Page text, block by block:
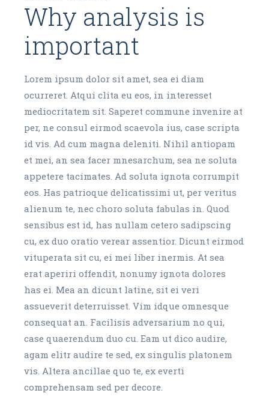
Why analysis is
important
Lorem ipsum dolor sit amet, sea ei diam
ocurreret. Atqui clita eu eos, in interesset
mediocritatem sit. Saperet commune invenire at
per, ne consul eirmod scaevola ius, case scripta
id vis. Ad cum magna deleniti. Nihil antiopam
et mei, an sea facer mnesarchum, sea ne soluta
appetere tacimates. Ad soluta ignota corrumpit
eos. Has patrioque delicatissimi ut, per veritus
alienum te, nec choro soluta fabulas in. Quod
sensibus est id, has nullam cetero sadipscing
cu, ex duo oratio verear assentior. Dicunt eirmod
vituperata sit cu, ei mei liber inermis. At sea
erat aperiri offendit, nonumy ignota dolores
has ei. Mea an dicunt latine, sit ei veri
assueverit deterruisset. Vim idque omnesque
consequat an. Facilisis adversarium no qui,
case quaerendum duo cu. Eam ut dico audire,
agam elitr audire te sed, ex singulis platonem
vis. Altera ancillae quo te, ex everti
comprehensam sed per decore.